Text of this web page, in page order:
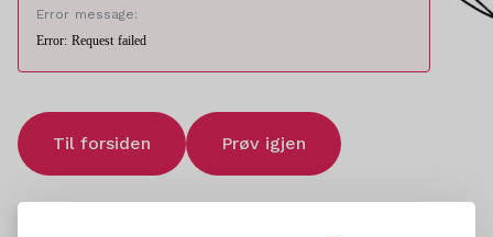
Error message:
Error: Request failed
Til forsiden Prøv igjen